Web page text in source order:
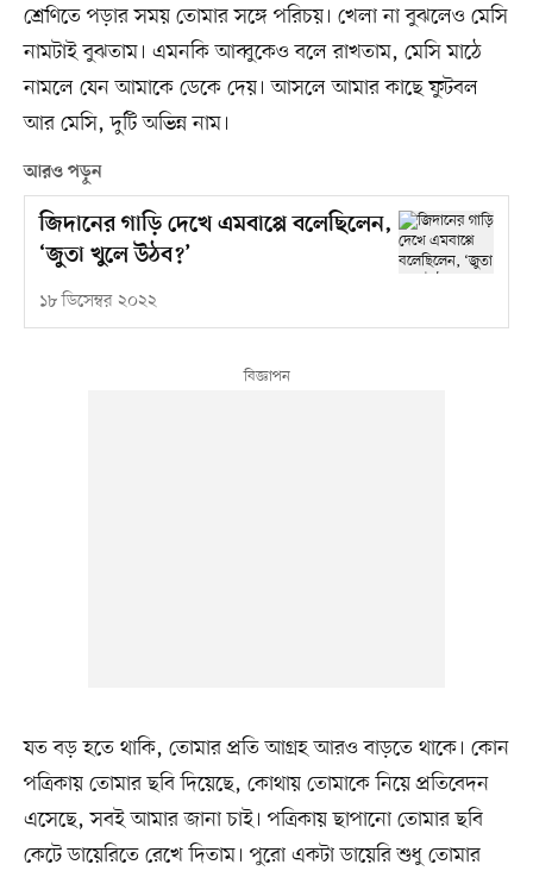
শ্রেণিতে পড়ার সময় তোমার সঙ্গে পরিচয়। খেলা না বুঝলেও মেসি
নামটাই বুঝতাম। এমনকি আব্বুকেও বলে রাখতাম, মেসি মাঠে
নামলে যেন আমাকে ডেকে দেয়। আসলে আমার কাছে ফুটবল
আর মেসি, দুটি অভিন্ন নাম।
আরও পড়ুন
জিদানের গাড়ি দেখে এমবাপ্পে বলেছিলেন,
‘জুতা খুলে উঠব?’
১৮ ডিসেম্বর ২০২২
যত বড় হতে থাকি, তোমার প্রতি আগ্রহ আরও বাড়তে থাকে। কোন
পত্রিকায় তোমার ছবি দিয়েছে, কোথায় তোমাকে নিয়ে প্রতিবেদন
এসেছে, সবই আমার জানা চাই। পত্রিকায় ছাপানো তোমার ছবি
কেটে ডায়েরিতে রেখে দিতাম। পুরো একটা ডায়েরি শুধু তোমার